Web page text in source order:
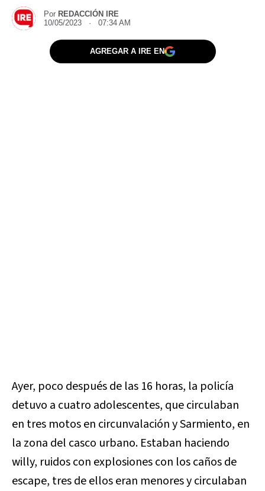
Por REDACCIÓN IRE
10/05/2023 · 07:34 AM
AGREGAR A IRE EN
Ayer, poco después de las 16 horas, la policía
detuvo a cuatro adolescentes, que circulaban
en tres motos en circunvalación y Sarmiento, en
la zona del casco urbano. Estaban haciendo
willy, ruidos con explosiones con los caños de
escape, tres de ellos eran menores y circulaban